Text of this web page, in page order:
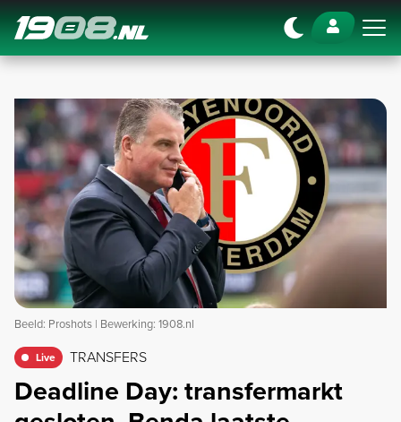
Navigation
Beeld: Proshots | Bewerking: 1908.nl
Live TRANSFERS
Deadline Day: transfermarkt